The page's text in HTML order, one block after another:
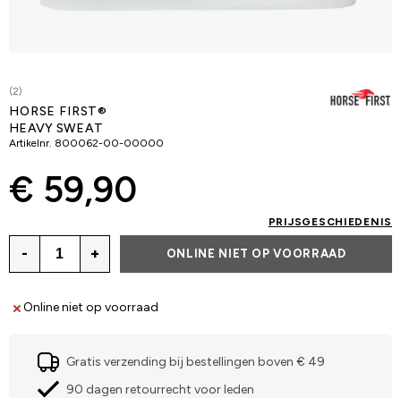
(2)
HORSE FIRST®
HEAVY SWEAT
Artikelnr. 800062-00-00000
€ 59,90
PRIJSGESCHIEDENIS
- + ONLINE NIET OP VOORRAAD
Online niet op voorraad
Gratis verzending bij bestellingen boven € 49
90 dagen retourrecht voor leden